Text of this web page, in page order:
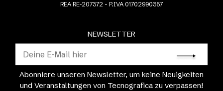
NEWSLETTER
Abonniere unseren Newsletter, um keine Neuigkeiten
und Veranstaltungen von Tecnografica zu verpassen!
REA RE-207372 - P.IVA 01702990357